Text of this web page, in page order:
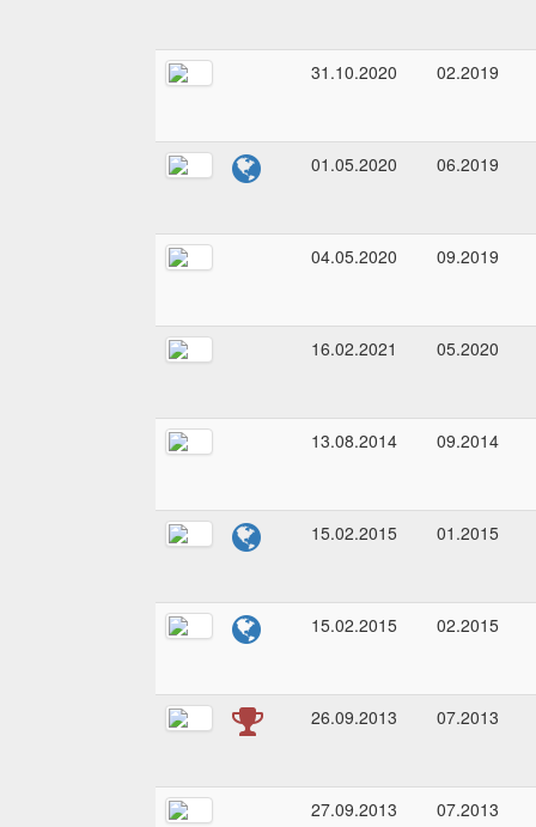
31.10.2020 02.2019
01.05.2020 06.2019
04.05.2020 09.2019
16.02.2021 05.2020
13.08.2014 09.2014
15.02.2015 01.2015
15.02.2015 02.2015
26.09.2013 07.2013
27.09.2013 07.2013